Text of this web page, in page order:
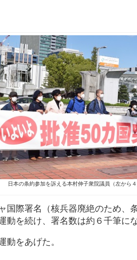
日本の条約参加を訴える本村伸子衆院議員（左から
際署名（核兵器廃絶のため、
を続け、署名数は約６千筆にな
をあげた。